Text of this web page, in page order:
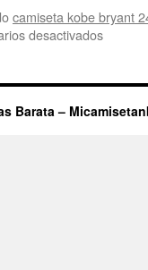
camiseta kobe bryant
desactivadosen
kobe
bryant
Barata –